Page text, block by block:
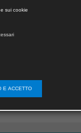
sui cookie
E ACCETTO